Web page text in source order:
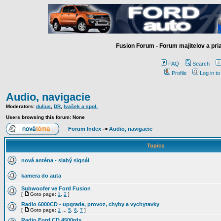
Fusion Forum - Forum majitelov a
FAQ
Search
Profile
Log in
Audio, navigacie
Moderators: dulius DR Ivašek a spol.
Users browsing this forum: None
Forum Index -> Audio, navigacie
Topics
nová anténa - slabý signál
kamera do auta
Subwoofer ve Ford Fusion
[ Goto page: 1 2 ]
Radio 6000CD - upgrade, provoz, chyby a vychytavky
[ Goto page: 1 5 6 7 ]